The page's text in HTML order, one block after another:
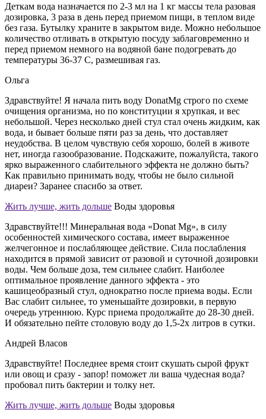
Деткам вода назначается по 2-3 мл на 1 кг массы тела разовая
дозировка, 3 раза в день перед приемом пищи, в теплом виде
без газа. Бутылку храните в закрытом виде. Можно небольшое
количество отливать в открытую посуду заблаговременно и
перед приемом немного на водяной бане подогревать до
температуры 36-37 С, размешивая газ.
Ольга
Здравствуйте! Я начала пить воду DonatMg строго по схеме
очищения организма, но по конституции я хрупкая, и вес
небольшой. Через несколько дней стул стал очень жидким, как
вода, и бывает больше пяти раз за день, что доставляет
неудобства. В целом чувствую себя хорошо, болей в животе
нет, иногда газообразование. Подскажите, пожалуйста, такого
ярко выраженного слабительного эффекта не должно быть?
Как правильно принимать воду, чтобы не было сильной
диареи? Заранее спасибо за ответ.
Жить лучше, жить дольше Воды здоровья
Здравствуйте!!! Минеральная вода «Donat Mg», в силу
особенностей химического состава, имеет выраженное
желчегонное и послабляющее действие. Сила послабления
находится в прямой зависит от разовой и суточной дозировки
воды. Чем больше доза, тем сильнее слабит. Наиболее
оптимальное проявление данного эффекта - это
кашицеобразный стул, однократно после приема воды. Если
Вас слабит сильнее, то уменьшайте дозировки, в первую
очередь утреннюю. Курс приема продолжайте до 28-30 дней.
И обязательно пейте столовую воду до 1,5-2х литров в сутки.
Андрей Власов
Здравствуйте! Последнее время стоит скушать сырой фрукт
или овощ и сразу - запор! поможет ли ваша чудесная вода?
пробовал пить бактерии и толку нет.
Жить лучше, жить дольше Воды здоровья